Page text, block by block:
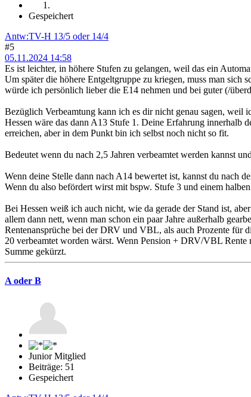
Gespeichert
Antw:TV-H 13/5 oder 14/4
#5
05.11.2024 14:58
Es ist leichter, in höhere Stufen zu gelangen, weil das ein
Um später die höhere Entgeltgruppe zu kriegen, muss man
würde ich persönlich lieber die E14 nehmen und bei guter (/
Bezüglich Verbeamtung kann ich es dir nicht genau sagen, weil
Hessen wäre das dann A13 Stufe 1. Deine Erfahrung innerhalb
erreichen, aber in dem Punkt bin ich selbst noch nicht so fit.
Bedeutet wenn du nach 2,5 Jahren verbeamtet werden kannst
Wenn deine Stelle dann nach A14 bewertet ist, kannst du nach
Wenn du also befördert wirst mit bspw. Stufe 3 und einem
Bei Hessen weiß ich auch nicht, wie da gerade der Stand ist,
allem dann nett, wenn man schon ein paar Jahre außerhalb
Rentenansprüche bei der DRV und VBL, als auch Prozente für
20 verbeamtet worden wärst. Wenn Pension + DRV/VBL
Summe gekürzt.
A oder B
Junior Mitglied
Beiträge: 51
Gespeichert